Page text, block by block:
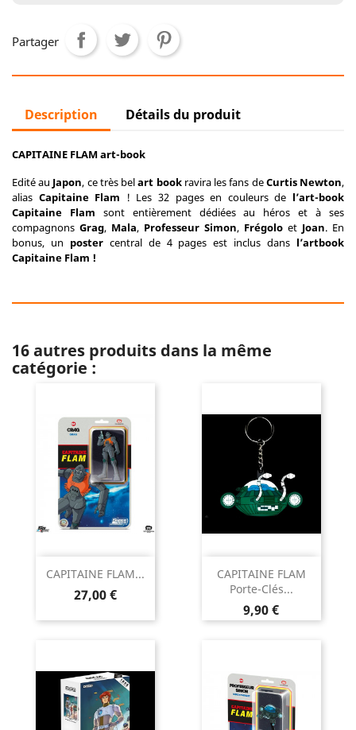
Partager
Description Détails du produit
CAPITAINE FLAMart-book
Edité au Japon, ce très belart bookravira les fans deCurtis Newton,
alias Capitaine Flam ! Les 32 pages en couleurs de l’art-book
Capitaine Flam sont entièrement dédiées au héros et à ses
compagnons Grag, Mala, Professeur Simon, Frégolo et Joan. En
bonus, un postercentral de 4 pages est inclus dans l’artbook
Capitaine Flam !
16 autres produits dans la même
catégorie :
CAPITAINE FLAM...
Prix
27,00 €
CAPITAINE FLAM
Porte-Clés...
Prix
9,90 €